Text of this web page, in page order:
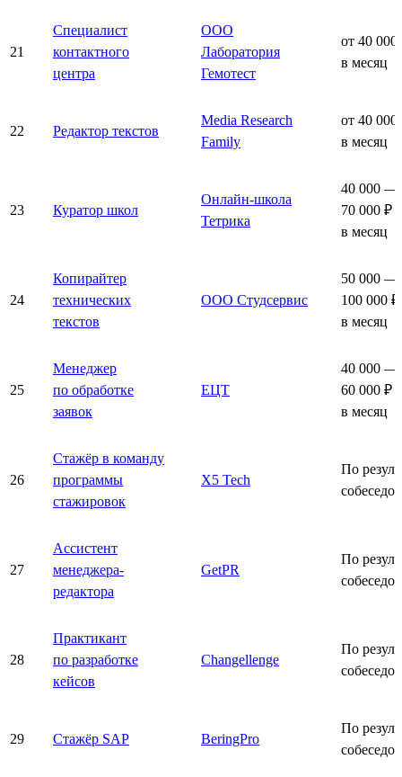
21
Специалист
контактного
центра
ООО
Лаборатория
Гемотест
от 40 000
в месяц
22 Редактор текстов
Media Research
Family
от 40 000
в месяц
23 Куратор школ
Онлайн-школа
Тетрика
40 000 —
70 000 ₽
в месяц
24
Копирайтер
технических
текстов
ООО Студсервис
50 000 —
100 000 ₽
в месяц
25
Менеджер
по обработке
заявок
ЕЦТ
40 000 —
60 000 ₽
в месяц
26
Стажёр в команду
программы
стажировок
X5 Tech
По
27
Ассистент
менеджера-
редактора
GetPR
По
28
Практикант
по разработке
кейсов
Changellenge
По
29 Стажёр SAP BeringPro
По